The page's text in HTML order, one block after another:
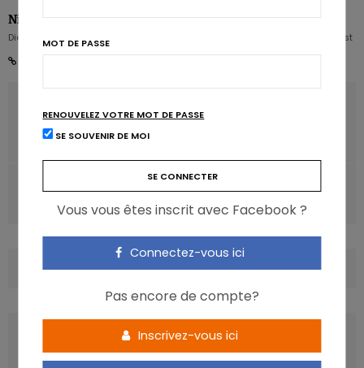
Nicolas Rousseau
Diététicien nutritionniste Karott' - Partner, Digital Expert & Nutrition Strategist
Cardiovasculaire: le point sur les controverses
ARTICLE SUIVANT
Balade crème légère au yaourt à la grecque
COMMENTS(0)
MOT DE PASSE
RENOUVELEZ VOTRE MOT DE PASSE
SE SOUVENIR DE MOI
Vous vous êtes inscrit avec Facebook ?
Connectez-vous ici
Pas encore de compte?
Inscrivez-vous ici